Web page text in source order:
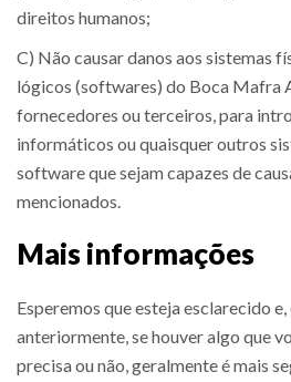
direitos humanos;
C) Não causar danos aos sistemas
lógicos (softwares) do Boca Mafra
fornecedores ou terceiros, para
informáticos ou quaisquer outros
software que sejam capazes de
mencionados.
Mais informações
Esperemos que esteja esclarecido
anteriormente, se houver algo que
precisa ou não, geralmente é mais